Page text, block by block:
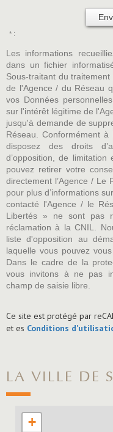
* :
Les informations
dans un fichier
Sous-traitant du
de l'Agence / du Réseau
vos Données
sur l'intérêt légitime de
jusqu'à demande de
Réseau. Conformément
disposez des droits
d’opposition, de
pouvez retirer votre
directement l’Agence / Le
pour plus d’informations
contacté l'Agence / le
Libertés » ne sont pas
réclamation à la CNIL.
liste d'opposition au
laquelle vous pouvez
Dans le cadre de la
vous invitons à ne pas
champ de saisie libre.
Ce site est protégé par
et es Conditions
LA VILLE DE
+